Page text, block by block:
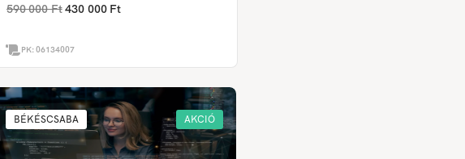
590 000 Ft 430 000 Ft
PK:06134007
BÉKÉSCSABA AKCIÓ